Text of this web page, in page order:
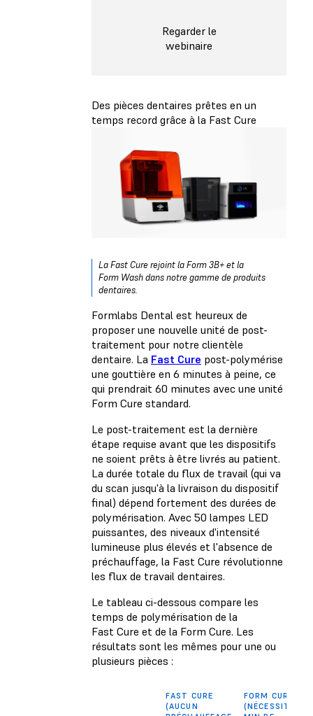
Regarder le
webinaire
Des pièces dentaires prêtes en un
temps record grâce à la Fast Cure
La Fast Cure rejoint la Form 3B+ et la
Form Wash dans notre gamme de produits
dentaires.
Formlabs Dental est heureux de
proposer une nouvelle unité de post-
traitement pour notre clientèle
dentaire. La Fast Cure post-polymérise
une gouttière en 6 minutes à peine, ce
qui prendrait 60 minutes avec une unité
Form Cure standard.
Le post-traitement est la dernière
étape requise avant que les dispositifs
ne soient prêts à être livrés au patient.
La durée totale du flux de travail (qui va
du scan jusqu'à la livraison du dispositif
final) dépend fortement des durées de
polymérisation. Avec 50 lampes LED
puissantes, des niveaux d'intensité
lumineuse plus élevés et l'absence de
préchauffage, la Fast Cure révolutionne
les flux de travail dentaires.
Le tableau ci-dessous compare les
temps de polymérisation de la
Fast Cure et de la Form Cure. Les
résultats sont les mêmes pour une ou
plusieurs pièces :
FAST CURE
(AUCUN
FORM CURE
(NÉCESSITE 10